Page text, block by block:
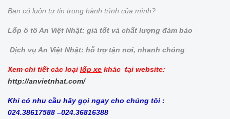
Bạn có luôn tự tin trong hành trình của mình?
Lốp ô tô An Việt Nhật: giá tốt và chất lượng đảm bảo
Dịch vụ An Việt Nhật: hỗ trợ tận nơi, nhanh chóng
Xem chi tiết các loại lốp xe khác tại website:
http://anvietnhat.com/
Khi có nhu cầu hãy gọi ngay cho chúng tôi :
024.38617588 –024.36816388